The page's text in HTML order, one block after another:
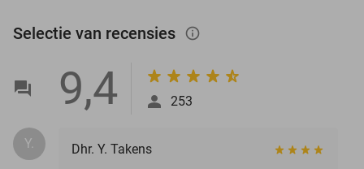
Selectie van recensies info_outlined
9,4 253
Y. Dhr. Y. Takens